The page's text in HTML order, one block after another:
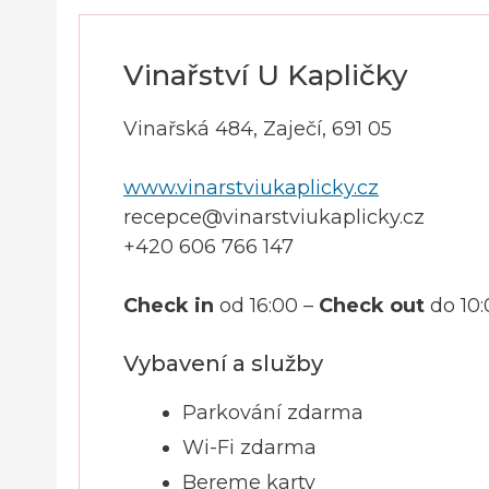
Vinařství U Kapličky
Vinařská 484, Zaječí, 691 05
www.vinarstviukaplicky.cz
recepce@vinarstviukaplicky.cz
+420 606 766 147
Check in od 16:00 – Check out do
Vybavení a služby
Parkování zdarma
Wi-Fi zdarma
Bereme karty